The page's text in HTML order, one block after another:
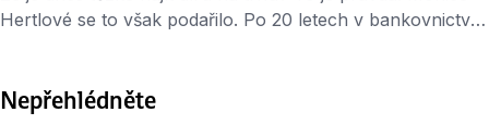
Hertlové se to však podařilo. Po 20 letech v bankovnictví
skoro nikdo nechce. Kadeřníci říkají, že je to strašně
Nepřehlédněte